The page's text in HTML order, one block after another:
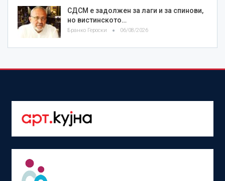
СДСМ е задолжен за лаги и за спинови,
но вистинското…
Бранко Героски 06/08/2026